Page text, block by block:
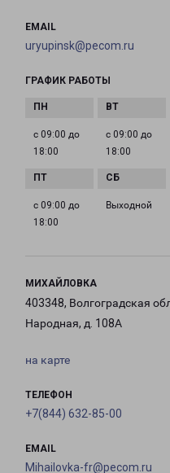
EMAIL
uryupinsk@pecom.ru
ГРАФИК РАБОТЫ
с 09:00 до
18:00
с 09:00 до
18:00
с 09:00 до
18:00
Выходной
МИХАЙЛОВКА
403348, Волгоградская
Народная, д. 108А
на карте
ТЕЛЕФОН
+7(844) 632-85-00
EMAIL
Mihailovka-fr@pecom.ru